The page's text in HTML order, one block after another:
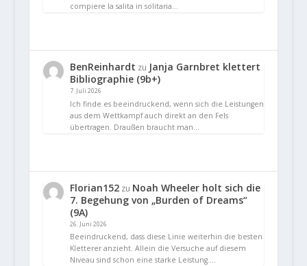
compiere la salita in solitaria…
BenReinhardt zu Janja Garnbret klettert
Bibliographie (9b+)
7. Juli 2026
Ich finde es beeindruckend, wenn sich die Leistungen
aus dem Wettkampf auch direkt an den Fels
übertragen. Draußen braucht man…
Florian152zu Noah Wheeler holt sich die
7. Begehung von „Burden of Dreams“
(9A)
26. Juni 2026
Beeindruckend, dass diese Linie weiterhin die besten
Kletterer anzieht. Allein die Versuche auf diesem
Niveau sind schon eine starke Leistung.…